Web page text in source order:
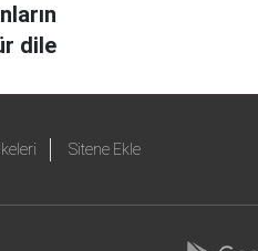
dile
Sitene Ekle